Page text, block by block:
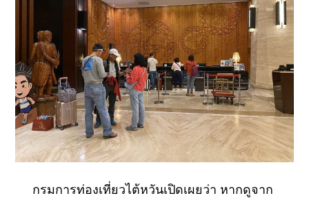
กรมการท่องเที่ยวไต้หวันเปิดเผยว่า หากดูจาก